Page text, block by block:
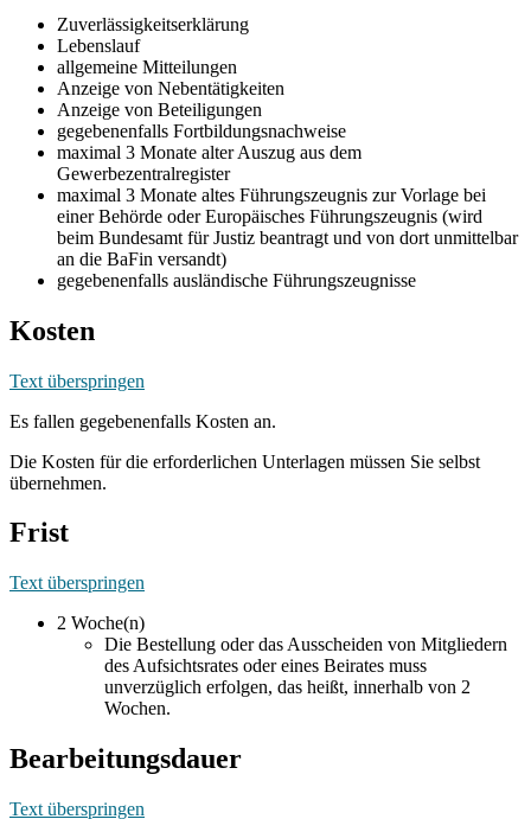
Zuverlässigkeitserklärung
Lebenslauf
allgemeine Mitteilungen
Anzeige von Nebentätigkeiten
Anzeige von Beteiligungen
gegebenenfalls Fortbildungsnachweise
maximal 3 Monate alter Auszug aus dem
Gewerbezentralregister
maximal 3 Monate altes Führungszeugnis zur Vorlage bei
einer Behörde oder Europäisches Führungszeugnis (wird
beim Bundesamt für Justiz beantragt und von dort unmittelbar
an die BaFin versandt)
gegebenenfalls ausländische Führungszeugnisse
Kosten
Text überspringen
Es fallen gegebenenfalls Kosten an.
Die Kosten für die erforderlichen Unterlagen müssen Sie selbst
übernehmen.
Frist
Text überspringen
2 Woche(n)
Die Bestellung oder das Ausscheiden von Mitgliedern
des Aufsichtsrates oder eines Beirates muss
unverzüglich erfolgen, das heißt, innerhalb von 2
Wochen.
Bearbeitungsdauer
Text überspringen